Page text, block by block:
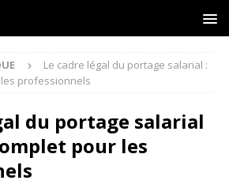
Le cadre légal du portage salarial :
professionnels
du portage salarial
pour les